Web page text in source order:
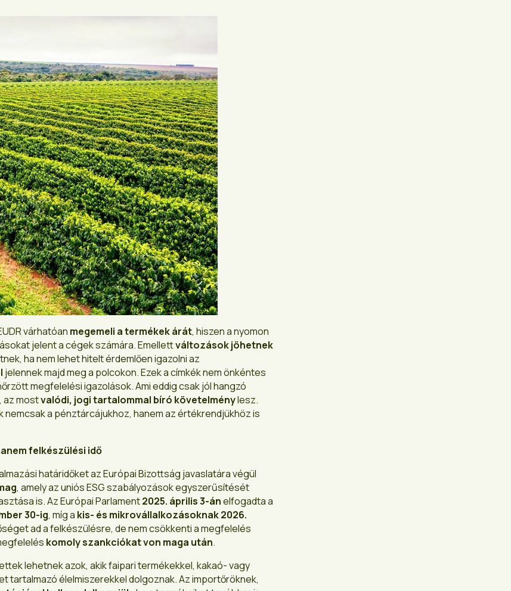
várhatóan megemeli a termékek árát, hiszen a nyomon
jelent a cégek számára. Emellettváltozások jöhetnek
ha nem lehet hitelt érdemlően igazolni az
jelennek majd meg a polcokon. Ezek a címkék nem önkéntes
megfelelési igazolások. Ami eddig csak jól hangzó
az mostvalódi, jogi tartalommal bíró követelménylesz.
a pénztárcájukhoz, hanem az értékrendjükhöz is
felkészülési idő
határidőket az Európai Bizottság javaslatára végül
, amely az uniós ESG szabályozások egyszerűsítését
is. Az Európai Parlament2025. április 3-ánelfogadta a
30-ig, míg a kis- és mikrovállalkozásoknak 2026.
ad a felkészülésre, de nem csökkenti a megfelelés
komoly szankciókat von maga után.
lehetnek azok, akik faipari termékekkel, kakaó- vagy
tartalmazó élelmiszerekkel dolgoznak. Az importőröknek,